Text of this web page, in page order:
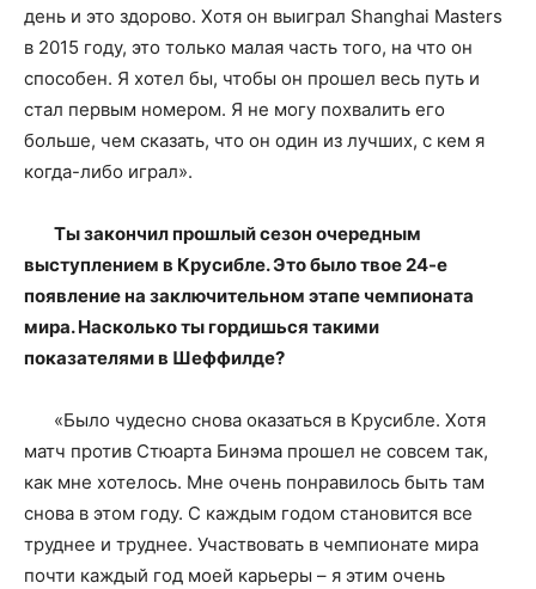
день и это здорово. Хотя он выиграл Shanghai Masters
в 2015 году, это только малая часть того, на что он
способен. Я хотел бы, чтобы он прошел весь путь и
стал первым номером. Я не могу похвалить его
больше, чем сказать, что он один из лучших, с кем я
когда-либо играл».
Ты закончил прошлый сезон очередным
выступлением в Крусибле. Это было твое 24-е
появление на заключительном этапе чемпионата
мира. Насколько ты гордишься такими
показателями в Шеффилде?
«Было чудесно снова оказаться в Крусибле. Хотя
матч против Стюарта Бинэма прошел не совсем так,
как мне хотелось. Мне очень понравилось быть там
снова в этом году. С каждым годом становится все
труднее и труднее. Участвовать в чемпионате мира
почти каждый год моей карьеры – я этим очень